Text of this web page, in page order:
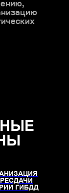
ГИБДД